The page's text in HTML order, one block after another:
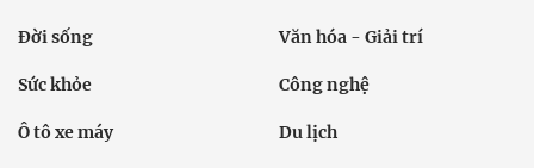
Đời sống Văn hóa - Giải trí
Sức khỏe Công nghệ
Ô tô xe máy Du lịch